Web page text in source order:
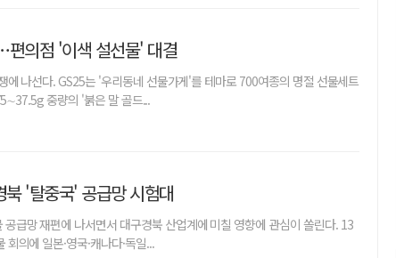
의점 '이색 설선물' 대결
에 나선다. GS25는 '우리동네 선물가게'를 테마로 700여종의 명절 선물세트
중량의 '붉은 말 골드...
'탈중국' 공급망 시험대
급망 재편에 나서면서 대구경북 산업계에 미칠 영향에 관심이 쏠린다. 13
의에 일본·영국·캐나다·독일...